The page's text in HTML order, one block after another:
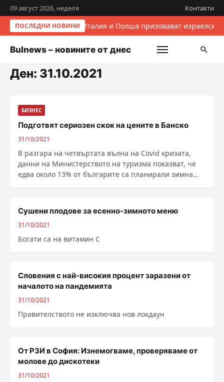
09 август 2026, неделя Контакти
ПОСЛЕДНИ НОВИНИ Италия и Полша призовават
Bulnews – новините от днес
Ден: 31.10.2021
БИЗНЕС
Подготвят сериозен скок на цените в Банско
31/10/2021
В разгара на четвъртата вълна на Covid кризата,
данни на Министерството на туризма показват, че
едва около 13% от българите са планирали зимна
Сушени плодове за есенно-зимното меню
31/10/2021
Богати са на витамин С
Словения с най-високия процент заразени от
началото на пандемията
31/10/2021
Правителството не изключва нов локдаун
От РЗИ в София: Изнемогваме, проверяваме от
молове до дискотеки
31/10/2021